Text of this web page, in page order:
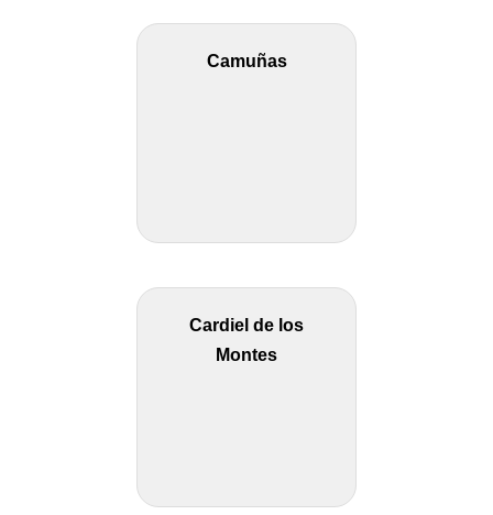
Camuñas
Cardiel de los
Montes